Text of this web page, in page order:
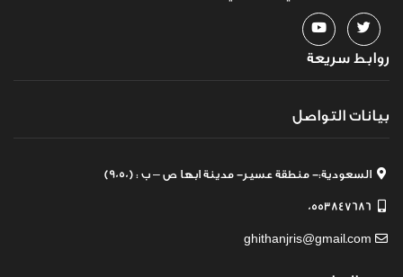
روابط سريعة
بيانات التواصل
السعودية:- منطقة عسير- مدينة ابها ص – ب : (9050)
0553847686
ghithanjris@gmail.com